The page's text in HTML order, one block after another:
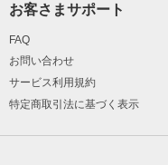
お客さまサポート
FAQ
お問い合わせ
サービス利用規約
特定商取引法に基づく表示